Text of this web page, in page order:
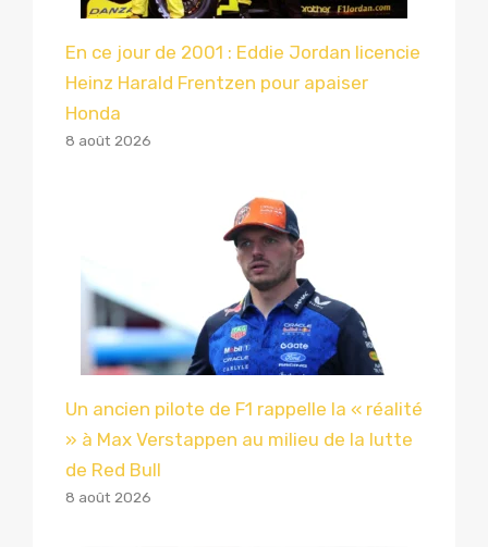
En ce jour de 2001 : Eddie Jordan licencie
Heinz Harald Frentzen pour apaiser
Honda
8 août 2026
Un ancien pilote de F1 rappelle la « réalité
» à Max Verstappen au milieu de la lutte
de Red Bull
8 août 2026